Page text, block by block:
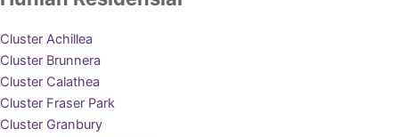
Cluster Achillea
Cluster Brunnera
Cluster Calathea
Cluster Fraser Park
Cluster Granbury